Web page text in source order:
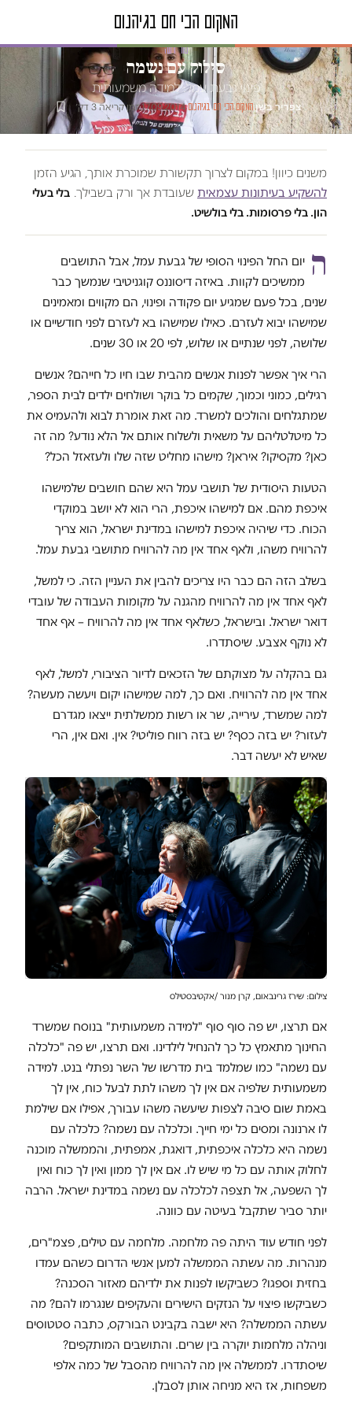
טור דעה
סילוק עם נשמה
פינוי גבעת עמל: למידה משמעותית
צפריר בשן·המקום הכי חם בגיהנום·
17.09.2014
·זמן קריאה 3 דק׳
משנים כיוון! במקום לצרוך תקשורת שמוכרת אותך, הגיע הזמן
להשקיע בעיתונות עצמאית שעובדת אך ורק בשבילך. בלי בעלי
הון. בלי פרסומות. בלי בולשיט.
ה יום החל הפינוי הסופי של גבעת עמל, אבל התושבים
ממשיכים לקוות. באיזה דיסוננס קוגניטיבי שנמשך כבר
שנים, בכל פעם שמגיע יום פקודה ופינוי, הם מקווים ומאמינים
שמישהו יבוא לעזרם. כאילו שמישהו בא לעזרם לפני חודשיים או
שלושה, לפני שנתיים או שלוש, לפי 20 או 30 שנים.
הרי איך אפשר לפנות אנשים מהבית שבו חיו כל חייהם? אנשים
רגילים, כמוני וכמוך, שקמים כל בוקר ושולחים ילדים לבית הספר,
שמתגלחים והולכים למשרד. מה זאת אומרת לבוא ולהעמיס את
כל מיטלטליהם על משאית ולשלוח אותם אל הלא נודע? מה זה
כאן? מקסיקו? איראן? מישהו מחליט שזה שלו ולעזאזל הכל?
הטעות היסודית של תושבי עמל היא שהם חושבים שלמישהו
איכפת מהם. אם למישהו איכפת, הרי הוא לא יושב במוקדי
הכוח. כדי שיהיה איכפת למישהו במדינת ישראל, הוא צריך
להרוויח משהו, ולאף אחד אין מה להרוויח מתושבי גבעת עמל.
בשלב הזה הם כבר היו צריכים להבין את העניין הזה. כי למשל,
לאף אחד אין מה להרוויח מהגנה על מקומות העבודה של עובדי
דואר ישראל. ובישראל, כשלאף אחד אין מה להרוויח – אף אחד
לא נוקף אצבע. שיסתדרו.
גם בהקלה על מצוקתם של הזכאים לדיור הציבורי, למשל, לאף
אחד אין מה להרוויח. ואם כך, למה שמישהו יקום ויעשה מעשה?
למה שמשרד, עירייה, שר או רשות ממשלתית ייצאו מגדרם
לעזור? יש בזה כסף? יש בזה רווח פוליטי? אין. ואם אין, הרי
שאיש לא יעשה דבר.
צילום: שירז גרינבאום, קרן מנור /אקטיבסטילס
אם תרצו, יש פה סוף סוף "למידה משמעותית" בנוסח שמשרד
החינוך מתאמץ כל כך להנחיל לילדינו. ואם תרצו, יש פה "כלכלה
עם נשמה" כמו שמלמד בית מדרשו של השר נפתלי בנט. למידה
משמעותית שלפיה אם אין לך משהו לתת לבעל כוח, אין לך
באמת שום סיבה לצפות שיעשה משהו עבורך, אפילו אם שילמת
לו ארנונה ומסים כל ימי חייך. וכלכלה עם נשמה? כלכלה עם
נשמה היא כלכלה איכפתית, דואגת, אמפתית, והממשלה מוכנה
לחלוק אותה עם כל מי שיש לו. אם אין לך ממון ואין לך כוח ואין
לך השפעה, אל תצפה לכלכלה עם נשמה במדינת ישראל. הרבה
יותר סביר שתקבל בעיטה עם כוונה.
לפני חודש עוד היתה פה מלחמה. מלחמה עם טילים, פצמ"רים,
מנהרות. מה עשתה הממשלה למען אנשי הדרום כשהם עמדו
בחזית וספגו? כשביקשו לפנות את ילדיהם מאזור הסכנה?
כשביקשו פיצוי על הנזקים הישירים והעקיפים שנגרמו להם? מה
עשתה הממשלה? היא ישבה בקבינט הבורקס, כתבה סטטוסים
וניהלה מלחמות יוקרה בין שרים. והתושבים המותקפים?
שיסתדרו. לממשלה אין מה להרוויח מהסבל של כמה אלפי
משפחות, אז היא מניחה אותן לסבלן.